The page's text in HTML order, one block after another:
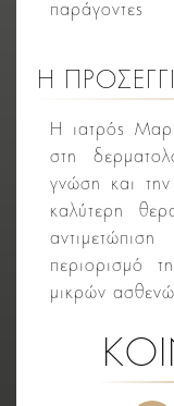
παράγοντες
Η
Η ιατρός
στη
γνώση και την
καλύτερη
περιορισμό
μικρών